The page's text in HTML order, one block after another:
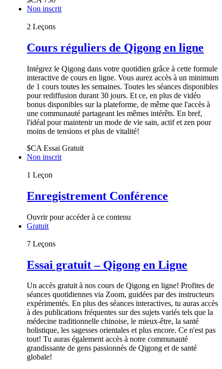
Non inscrit
2 Leçons
Cours réguliers de Qigong en ligne
Intégrez le Qigong dans votre quotidien grâce à cette formule
interactive de cours en ligne. Vous aurez accès à un minimum
de 1 cours toutes les semaines. Toutes les séances disponibles
pour rediffusion durant 30 jours. Et ce, en plus de vidéo
bonus disponibles sur la plateforme, de même que l'accès à
une communauté partageant les mêmes intérêts. En bref,
l'idéal pour maintenir un mode de vie sain, actif et zen pour
moins de tensions et plus de vitalité!
$CA Essai Gratuit
Non inscrit
1 Leçon
Enregistrement Conférence
Ouvrir pour accéder à ce contenu
Gratuit
7 Leçons
Essai gratuit – Qigong en Ligne
Un accès gratuit à nos cours de Qigong en ligne! Profites de
séances quotidiennes via Zoom, guidées par des instructeurs
expérimentés. En plus des séances interactives, tu auras accès
à des publications fréquentes sur des sujets variés tels que la
médecine traditionnelle chinoise, le mieux-être, la santé
holistique, les sagesses orientales et plus encore. Ce n'est pas
tout! Tu auras également accès à notre communauté
grandissante de gens passionnés de Qigong et de santé
globale!